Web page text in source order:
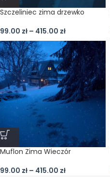
Szczeliniec zima drzewko
99.00 zł – 415.00 zł
Muflon Zima Wieczór
99.00 zł – 415.00 zł